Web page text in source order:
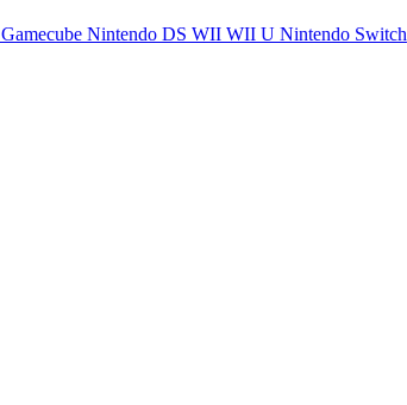
Gamecube Nintendo DS WII WII U Nintendo Switch